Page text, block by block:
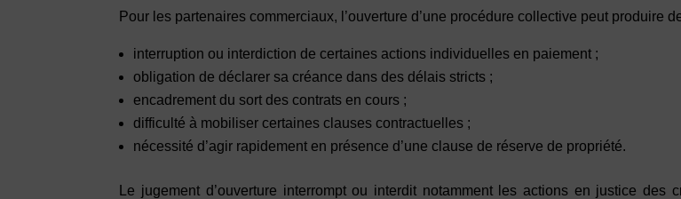
Pour les partenaires commerciaux, l’ouverture d’une procédure collective peut produire
interruption ou interdiction de certaines actions individuelles en paiement ;
obligation de déclarer sa créance dans des délais stricts ;
encadrement du sort des contrats en cours ;
difficulté à mobiliser certaines clauses contractuelles ;
nécessité d’agir rapidement en présence d’une clause de réserve de propriété.
Le jugement d’ouverture interrompt ou interdit notamment les actions en justice des